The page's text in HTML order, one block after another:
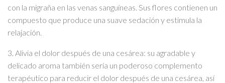
con la migraña en las venas sanguíneas. Sus flores contienen un
compuesto que produce una suave sedación y estimula la
relajación.
3. Alivia el dolor después de una cesárea: su agradable y
delicado aroma también sería un poderoso complemento
terapéutico para reducir el dolor después de una cesárea, así